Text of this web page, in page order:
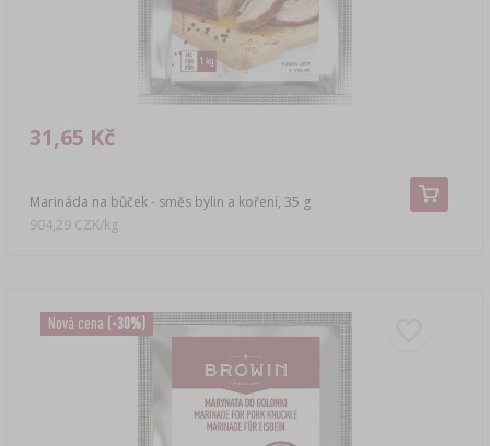
Marináda na bůček - směs bylin a koření, 35 g
31,65 Kč
904,29 CZK/kg
Nová cena (-30%)